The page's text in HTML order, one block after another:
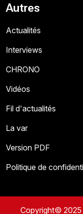
Autres
Actualités
Interviews
CHRONO
Vidéos
Fil d'actualités
La var
Version PDF
Politique de
Copyright© 2025